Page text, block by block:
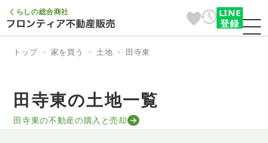
くらしの総合商社
LINE
登録
トップ 家を買う 土地 田寺東
田寺東の土地一覧
田寺東の不動産の購入と売却